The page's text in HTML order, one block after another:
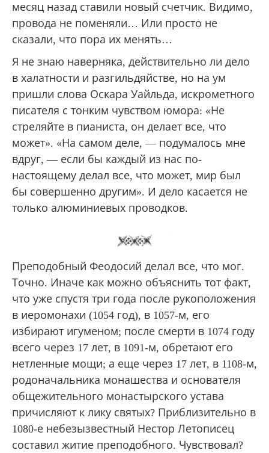
месяц назад ставили новый счетчик. Видимо,
провода не поменяли… Или просто не
сказали, что пора их менять…
Я не знаю наверняка, действительно ли дело
в халатности и разгильдяйстве, но на ум
пришли слова Оскара Уайльда, искрометного
писателя с тонким чувством юмора: «Не
стреляйте в пианиста, он делает все, что
может». «На самом деле, — подумалось мне
вдруг, — если бы каждый из нас по-
настоящему делал все, что может, мир был
бы совершенно другим». И дело касается не
только алюминиевых проводков.
Преподобный Феодосий делал все, что мог.
Точно. Иначе как можно объяснить тот факт,
что уже спустя три года после рукоположения
в иеромонахи (1054 год), в 1057-м, его
избирают игуменом; после смерти в 1074 году
всего через 17 лет, в 1091-м, обретают его
нетленные мощи; а еще через 17 лет, в 1108-м,
родоначальника монашества и основателя
общежительного монастырского устава
причисляют к лику святых? Приблизительно в
1080-е небезызвестный Нестор Летописец
составил житие преподобного. Чувствовал?